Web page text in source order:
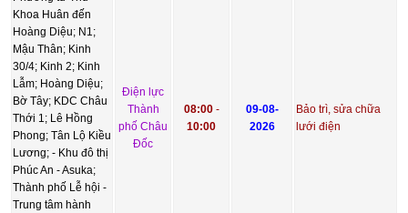
Khoa Huân đến
Hoàng Diệu; N1;
Mậu Thân; Kinh
30/4; Kinh 2; Kinh
Lẫm; Hoàng Diệu;
Bờ Tây; KDC Châu
Thới 1; Lê Hồng
Phong; Tân Lộ Kiều
Lương; - Khu đô thị
Phúc An - Asuka;
Thành phố Lễ hội -
Trung tâm hành
Điện lực
Thành
phố Châu
Đốc
08:00-
10:00
09-08-
2026
Bảo trì, sửa chữa
lưới điện